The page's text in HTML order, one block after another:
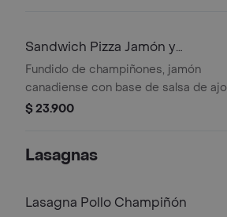
Sandwich Pizza Jamón y
Champiñón
Fundido de champiñones, jamón
canadiense con base de salsa de ajo
de 3 espirales que le dan un toque
$ 23.900
Lasagnas
Lasagna Pollo Champiñón